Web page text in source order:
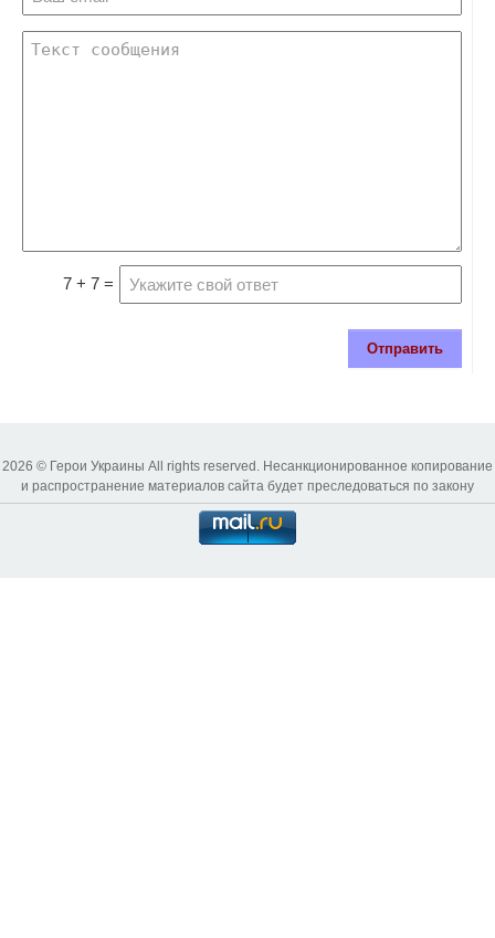
7 + 7 =
Отправить
2026 © Герои Украины All rights reserved. Несанкционированное копирование
и распространение материалов сайта будет преследоваться по закону